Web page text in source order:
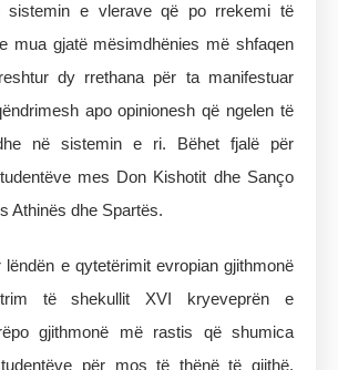
sistemin e vlerave që po rrekemi të
mua gjatë mësimdhënies më shfaqen
dy rrethana për ta manifestuar
apo opinionesh që ngelen të
në sistemin e ri. Bëhet fjalë për
mes Don Kishotit dhe Sanço
Athinës dhe Spartës.
lëndën e qytetërimit evropian gjithmonë
të shekullit XVI kryeveprën e
gjithmonë më rastis që shumica
për mos të thënë të gjithë,